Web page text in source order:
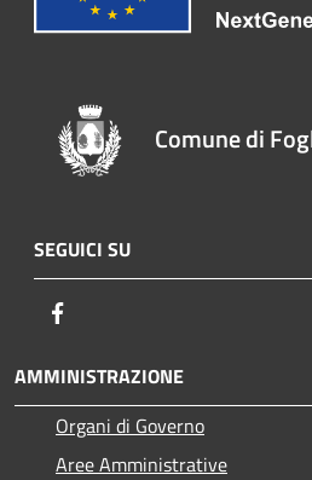
Comune di
SEGUICI SU
AMMINISTRAZIONE
Organi di Governo
Aree Amministrative